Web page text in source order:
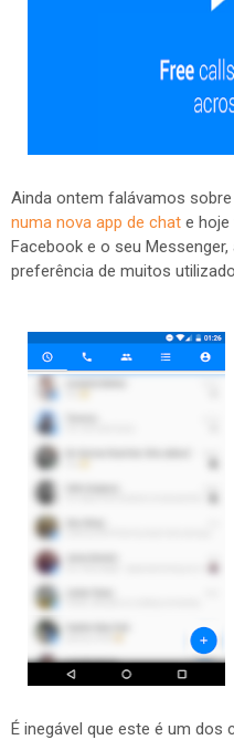
Ainda ontem falávamos
numa nova app de chat e
Facebook e o seu
preferência de muitos
É inegável que este é um